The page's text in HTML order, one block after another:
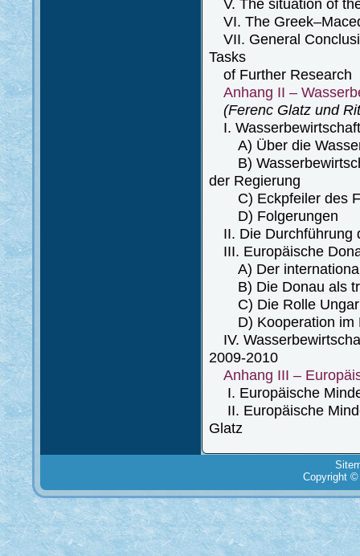
V. The situation of
VI. The
VII. General
Tasks
of Further Research
Anhang II –
(Ferenc Glatz und
I.
A) Über die
B)
der Regierung
C) Eckpfeiler des
D) Folgerungen
II. Die Durchführung
III. Europäische
A) Der
B) Die Donau als
C) Die Rolle
D) Kooperation im
IV.
2009-2010
Anhang III –
I. Europäische
II. Europäische
Glatz
Copyright ©